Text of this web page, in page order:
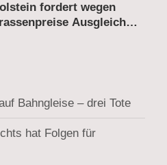
fordert wegen
Ausgleich
Bahngleise – drei Tote
hat Folgen für